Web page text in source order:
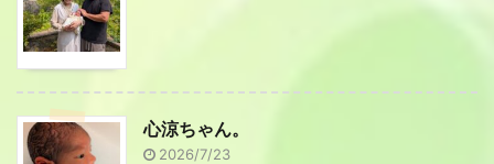
心涼ちゃん。
2026/7/23